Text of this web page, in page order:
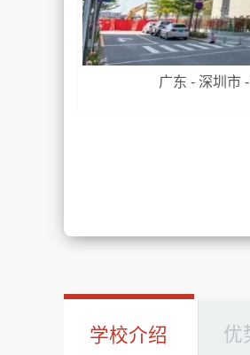
广东 - 深圳市
学校介绍 优